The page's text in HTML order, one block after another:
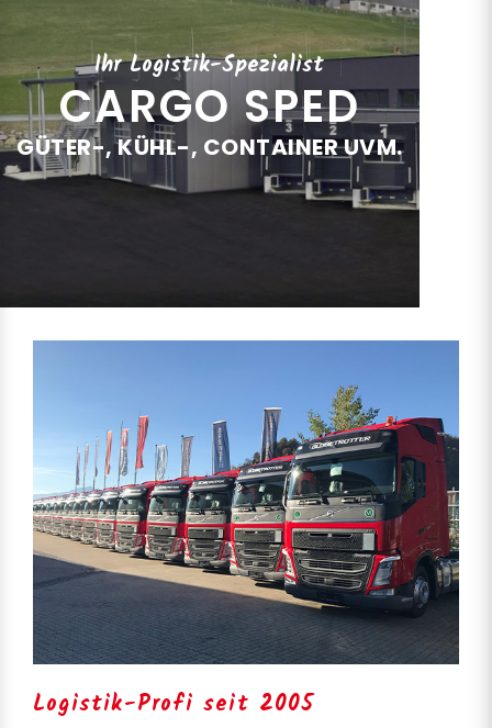
Ihr Logistik-Spezialist
CARGO SPED
GÜTER-, KÜHL-, CONTAINER UVM.
Logistik-Profi seit 2005